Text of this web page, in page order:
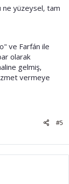
ne yüzeysel, tam
ve Farfán ile
olarak
gelmiş,
vermeye
#5